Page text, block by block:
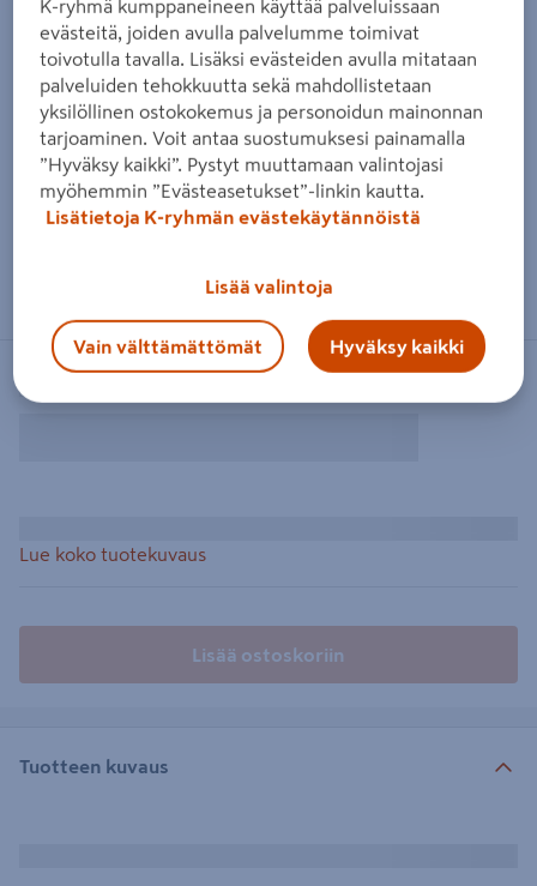
Lue koko tuotekuvaus
Lisää ostoskoriin
Tuotteen kuvaus
K-ryhmä kumppaneineen käyttää palveluissaan
evästeitä, joiden avulla palvelumme toimivat
toivotulla tavalla. Lisäksi evästeiden avulla mitataan
palveluiden tehokkuutta sekä mahdollistetaan
yksilöllinen ostokokemus ja personoidun mainonnan
tarjoaminen. Voit antaa suostumuksesi painamalla
”Hyväksy kaikki”. Pystyt muuttamaan valintojasi
myöhemmin ”Evästeasetukset”-linkin kautta.
Lisätietoja K-ryhmän evästekäytännöistä
Lisää valintoja
Vain välttämättömät Hyväksy kaikki